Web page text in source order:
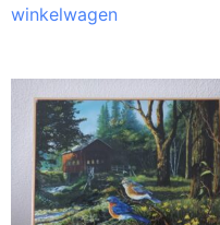
winkelwagen